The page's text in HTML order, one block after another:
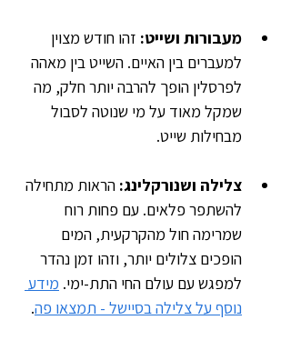
מעבורות ושייט: זהו חודש מצוין
למעברים בין האיים. השייט בין מאהה
לפרסלין הופך להרבה יותר חלק, מה
שמקל מאוד על מי שנוטה לסבול
מבחילות שייט.
צלילה ושנורקלינג: הראות מתחילה
להשתפר פלאים. עם פחות רוח
שמרימה חול מהקרקעית, המים
הופכים צלולים יותר, וזהו זמן נהדר
למפגש עם עולם החי התת-ימי. מידע
נוסף על צלילה בסיישל - תמצאו פה.